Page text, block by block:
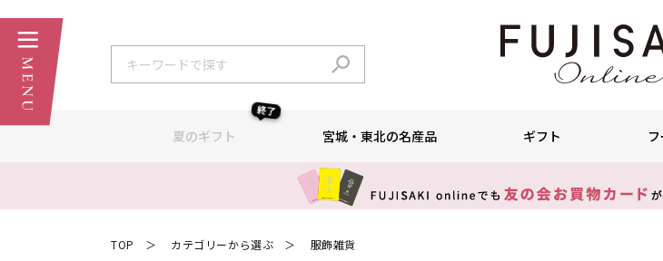
夏のギフト
終了
宮城・東北の名産品 ギフト
TOP ＞ カテゴリーから選ぶ ＞ 服飾雑貨